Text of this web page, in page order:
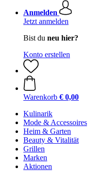
Anmelden
Jetzt anmelden
Bist du neu hier?
Konto erstellen
Warenkorb € 0,00
Kulinarik
Mode & Accessoires
Heim & Garten
Beauty & Vitalität
Grillen
Marken
Aktionen